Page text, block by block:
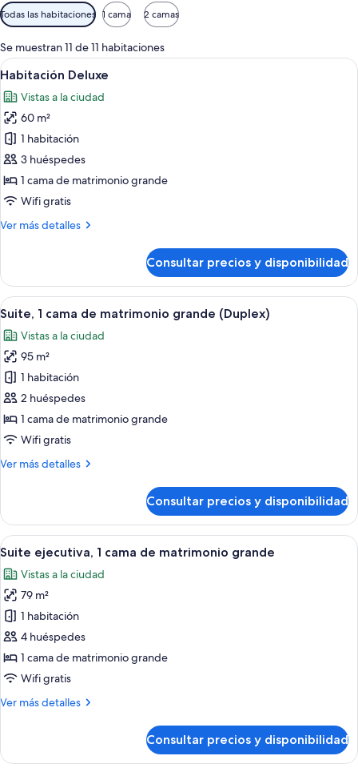
Filtros
disponibles
para
las
habitaciones
Todas las habitaciones 1 cama 2 camas
Se muestran 11 de 11 habitaciones
Abrir
todas
las
fotos
de
Habitación
Deluxe
Una habitación de hotel con una
9
Habitación Deluxe
Vistas a la ciudad
60 m²
1 habitación
3 huéspedes
1 cama de matrimonio grande
Wifi gratis
Ver más detalles
Más
Deluxe
Consultar precios y disponibilidad
Abrir
todas
las
fotos
de
Suite,
1
cama
matrimonio
Ropa de cama de alta calidad,
12
Suite, 1 cama de matrimonio grande (Duplex)
Vistas a la ciudad
95 m²
1 habitación
2 huéspedes
1 cama de matrimonio grande
Wifi gratis
Ver más detalles
Más
1
cama
de
matrimonio
grande
(Duplex)
Consultar precios y disponibilidad
Abrir
todas
las
fotos
de
Suite
ejecutiva,
1
de
Una habitación de hotel con cama,
7
Suite ejecutiva, 1 cama de matrimonio grande
Vistas a la ciudad
79 m²
1 habitación
4 huéspedes
1 cama de matrimonio grande
Wifi gratis
Ver más detalles
Más
ejecutiva,
Consultar precios y disponibilidad